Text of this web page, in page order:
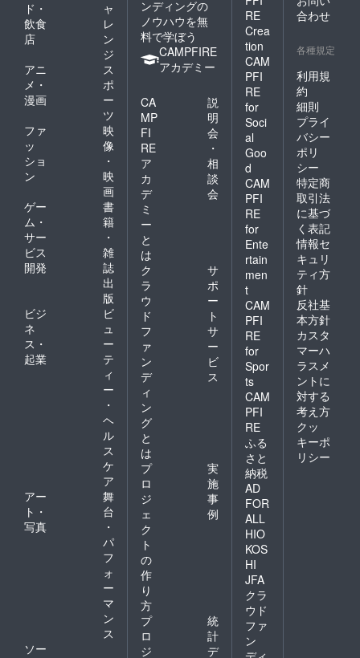
ていく活動を始
める
きっかけとなっ
た岩手県の馬主
さんです。
どちらもコロナ
禍で経済的に
苦しい状況下に
あります。
私の起源となっ
ている2カ所に
精一杯の恩返し
をし、
このプロジェク
トを皮切りに
更なる馬界の発
展に繋げていき
たいと
思っておりま
す。
ド・
飲食
店
ャ
レ
ン
ジ
アニ
メ・
漫画
ス
ポ
ー
ツ
ファ
ッ
ショ
ン
映
像
・
映
画
ゲー
ム・
サー
ビス
開発
書
籍
・
雑
誌
出
版
ビジ
ネ
ス・
起業
ビ
ュ
ー
テ
ィ
ー
・
ヘ
ル
ス
ケ
ア
アー
ト・
写真
舞
台
・
パ
フ
ォ
ー
マ
ン
ス
ソー
ンディングの
ノウハウを無
料で学ぼう
CAMPFIRE
アカデミー
CA
MP
FI
RE
ア
カ
デ
ミ
ー
と
は
説
明
会
・
相
談
会
ク
ラ
ウ
ド
フ
ァ
ン
デ
ィ
ン
グ
と
は
サ
ポ
ー
ト
サ
ー
ビ
ス
プ
ロ
ジ
ェ
ク
ト
の
作
り
方
実
施
事
例
プ
ロ
ジ
統
計
デ
RE
Crea
tion
CAM
PFI
RE
for
Soci
al
Goo
d
CAM
PFI
RE
for
Ente
rtain
men
t
CAM
PFI
RE
for
Spor
ts
CAM
PFI
RE
ふる
さと
納税
AD
FOR
ALL
HIO
KOS
HI
JFA
クラ
ウド
ファ
ン
合わせ
各種規定
利用規
約
細則
プライ
バシー
ポリ
シー
特定商
取引法
に基づ
く表記
情報セ
キュリ
ティ方
針
反社基
本方針
カスタ
マーハ
ラスメ
ントに
対する
考え方
クッ
キーポ
リシー